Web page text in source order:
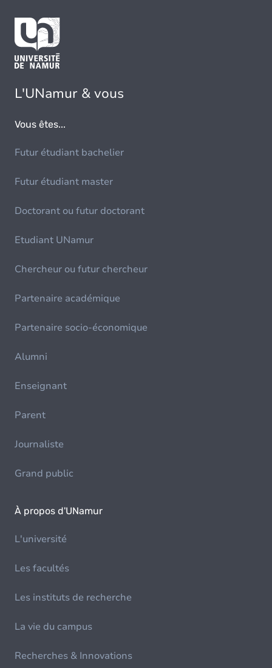
L'UNamur & vous
Vous êtes...
Futur étudiant bachelier
Futur étudiant master
Doctorant ou futur doctorant
Etudiant UNamur
Chercheur ou futur chercheur
Partenaire académique
Partenaire socio-économique
Alumni
Enseignant
Parent
Journaliste
Grand public
À propos d'UNamur
L'université
Les facultés
Les instituts de recherche
La vie du campus
Recherches & Innovations